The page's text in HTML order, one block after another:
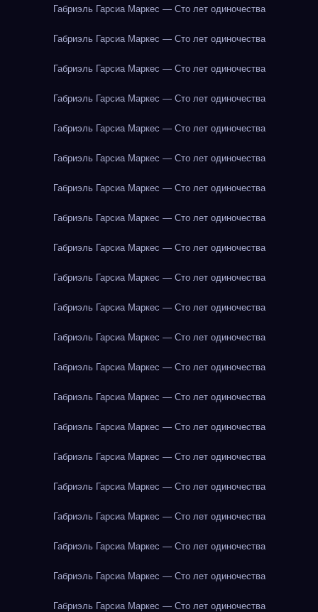
Габриэль Гарсиа Маркес — Сто лет одиночества
Габриэль Гарсиа Маркес — Сто лет одиночества
Габриэль Гарсиа Маркес — Сто лет одиночества
Габриэль Гарсиа Маркес — Сто лет одиночества
Габриэль Гарсиа Маркес — Сто лет одиночества
Габриэль Гарсиа Маркес — Сто лет одиночества
Габриэль Гарсиа Маркес — Сто лет одиночества
Габриэль Гарсиа Маркес — Сто лет одиночества
Габриэль Гарсиа Маркес — Сто лет одиночества
Габриэль Гарсиа Маркес — Сто лет одиночества
Габриэль Гарсиа Маркес — Сто лет одиночества
Габриэль Гарсиа Маркес — Сто лет одиночества
Габриэль Гарсиа Маркес — Сто лет одиночества
Габриэль Гарсиа Маркес — Сто лет одиночества
Габриэль Гарсиа Маркес — Сто лет одиночества
Габриэль Гарсиа Маркес — Сто лет одиночества
Габриэль Гарсиа Маркес — Сто лет одиночества
Габриэль Гарсиа Маркес — Сто лет одиночества
Габриэль Гарсиа Маркес — Сто лет одиночества
Габриэль Гарсиа Маркес — Сто лет одиночества
Габриэль Гарсиа Маркес — Сто лет одиночества